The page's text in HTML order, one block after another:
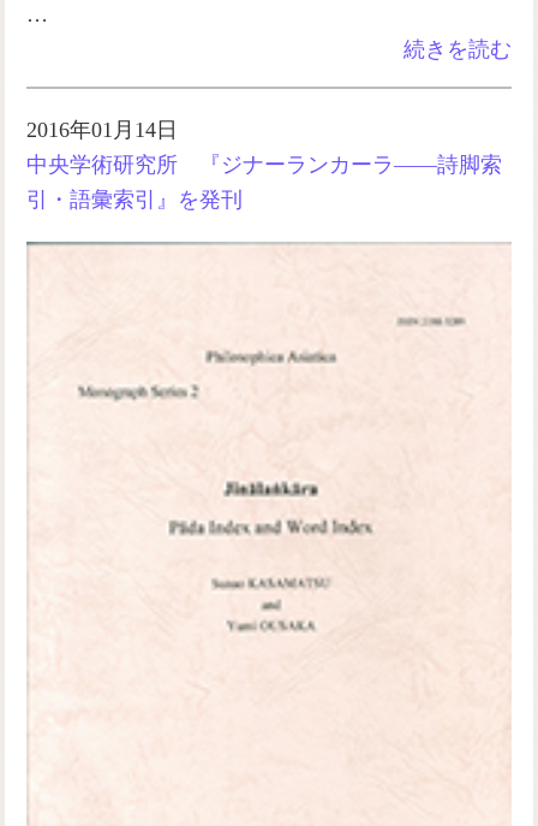
…
続きを読む
2016年01月14日
中央学術研究所 『ジナーランカーラ――詩脚索
引・語彙索引』を発刊